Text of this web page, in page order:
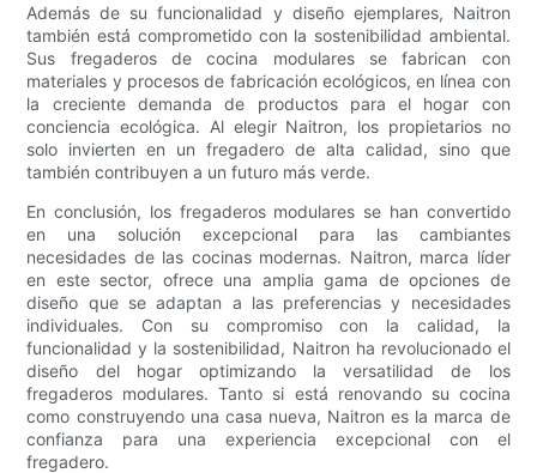
Además de su funcionalidad y diseño ejemplares, Naitron
también está comprometido con la sostenibilidad ambiental.
Sus fregaderos de cocina modulares se fabrican con
materiales y procesos de fabricación ecológicos, en línea con
la creciente demanda de productos para el hogar con
conciencia ecológica. Al elegir Naitron, los propietarios no
solo invierten en un fregadero de alta calidad, sino que
también contribuyen a un futuro más verde.
En conclusión, los fregaderos modulares se han convertido
en una solución excepcional para las cambiantes
necesidades de las cocinas modernas. Naitron, marca líder
en este sector, ofrece una amplia gama de opciones de
diseño que se adaptan a las preferencias y necesidades
individuales. Con su compromiso con la calidad, la
funcionalidad y la sostenibilidad, Naitron ha revolucionado el
diseño del hogar optimizando la versatilidad de los
fregaderos modulares. Tanto si está renovando su cocina
como construyendo una casa nueva, Naitron es la marca de
confianza para una experiencia excepcional con el
fregadero.